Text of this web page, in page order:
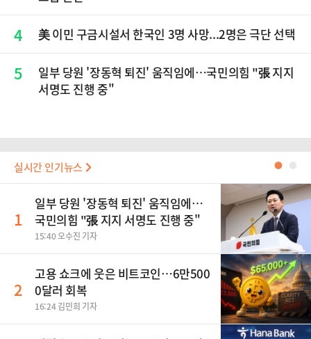
4 美 이민 구금시설서 한국인 3명 사망...2명은 극단 선택
5
일부 당원 '장동혁 퇴진' 움직임에…국민의힘 "張 지지
서명도 진행 중"
실시간 인기뉴스 ●
1
일부 당원 '장동혁 퇴진' 움직임에…
국민의힘 "張 지지 서명도 진행 중"
15:40 오수진 기자
2
고용 쇼크에 웃은 비트코인…6만500
0달러 회복
16:24 김민희 기자